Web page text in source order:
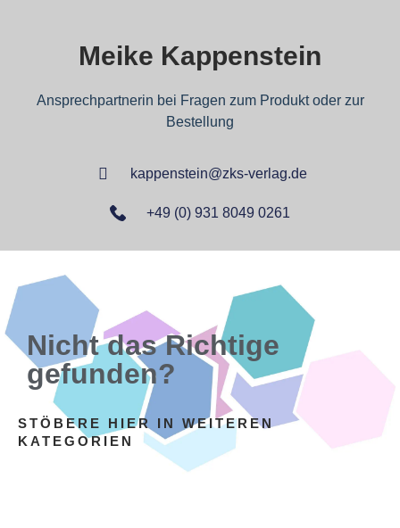
Meike Kappenstein
Ansprechpartnerin bei Fragen zum Produkt oder zur
Bestellung
kappenstein@zks-verlag.de
+49 (0) 931 8049 0261
Nicht das Richtige
gefunden?
STÖBERE HIER IN WEITEREN
KATEGORIEN